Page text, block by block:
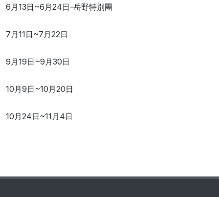
6月13日~6月24日-岳野特別團
7月11日~7月22日
9月19日~9月30日
10月9日~10月20日
10月24日~11月4日